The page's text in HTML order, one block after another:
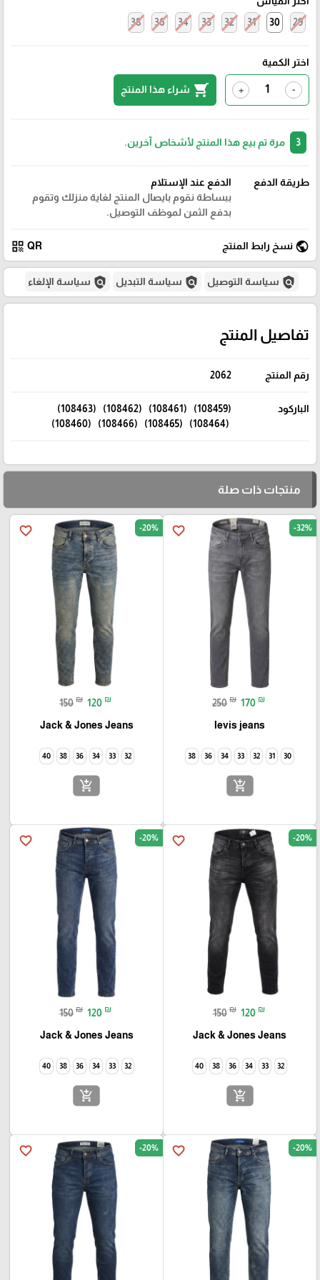
29
30
31
32
33
34
36
38
اختر الكمية
-
+
shopping_cart شراء هذا المنتج
مرة تم بيع هذا المنتج لأشخاص آخرين.
طريقة الدفع
الدفع عند الإستلام
ببساطة نقوم بايصال المنتج لغاية منزلك وتقوم
بدفع الثمن لموظف التوصيل.
public نسخ رابط المنتج QR
qr_code
policy سياسة التوصيل policy سياسة التبديل policy سياسة الإلغاء
تفاصيل المنتج
رقم المنتج 2062
الباركود
(108459) (108461) (108462) (108463)
(108464) (108465) (108466) (108460)
منتجات ذات صلة
favorite_border -32%
250 ₪ 170 ₪
levis jeans
30
31
32
33
34
36
38
add_shopping_cart
favorite_border -20%
150 ₪ 120 ₪
Jack & Jones Jeans
32
33
34
36
38
40
add_shopping_cart
favorite_border -20%
150 ₪ 120 ₪
Jack & Jones Jeans
32
33
34
36
38
40
add_shopping_cart
favorite_border -20%
150 ₪ 120 ₪
Jack & Jones Jeans
32
33
34
36
38
40
add_shopping_cart
favorite_border -20%
favorite_border -20%